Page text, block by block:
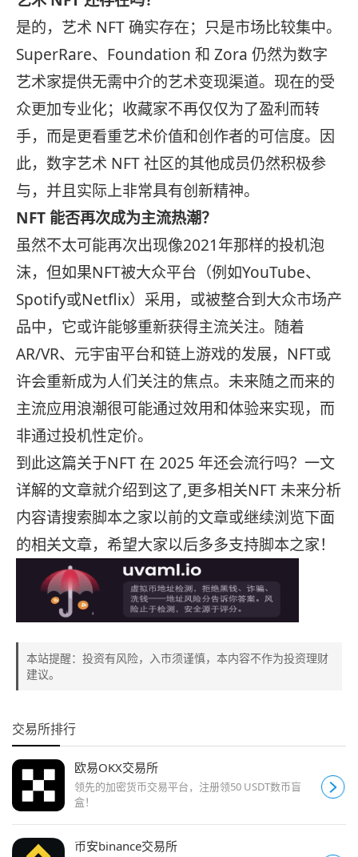
是的，艺术 NFT 确实存在；只是市场比较集中。
SuperRare、Foundation 和 Zora 仍然为数字
艺术家提供无需中介的艺术变现渠道。现在的受
众更加专业化；收藏家不再仅仅为了盈利而转
手，而是更看重艺术价值和创作者的可信度。因
此，数字艺术 NFT 社区的其他成员仍然积极参
与，并且实际上非常具有创新精神。
NFT 能否再次成为主流热潮？
虽然不太可能再次出现像2021年那样的投机泡
沫，但如果NFT被大众平台（例如YouTube、
Spotify或Netflix）采用，或被整合到大众市场产
品中，它或许能够重新获得主流关注。随着
AR/VR、元宇宙平台和链上游戏的发展，NFT或
许会重新成为人们关注的焦点。未来随之而来的
主流应用浪潮很可能通过效用和体验来实现，而
非通过投机性定价。
到此这篇关于NFT 在 2025 年还会流行吗？一文
详解的文章就介绍到这了,更多相关NFT 未来分析
内容请搜索脚本之家以前的文章或继续浏览下面
的相关文章，希望大家以后多多支持脚本之家！
本站提醒：投资有风险，入市须谨慎，本内容不作为投资理财
建议。
交易所排行
欧易OKX交易所
领先的加密货币交易平台，注册领50 USDT数币盲
盒！
币安binance交易所